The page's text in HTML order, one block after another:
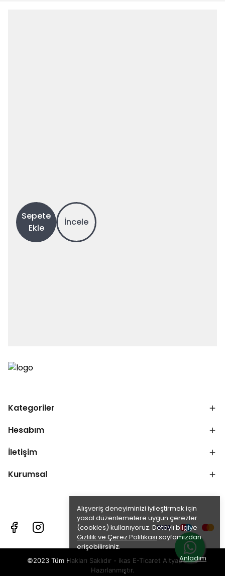
Alışveriş deneyiminizi iyileştirmek için
yasal düzenlemelere uygun çerezler
(cookies) kullanıyoruz. Detaylı bilgiye
Gizlilik ve Çerez Politikası sayfamızdan
erişebilirsiniz.
Anladım
Sepete
Ekle
İncele
Kategoriler
Hesabım
İletişim
Kurumsal
©2023 Tüm Hakları Saklıdır - ikas E-Ticaret Altyapısı ile
Hazırlanmıştır.